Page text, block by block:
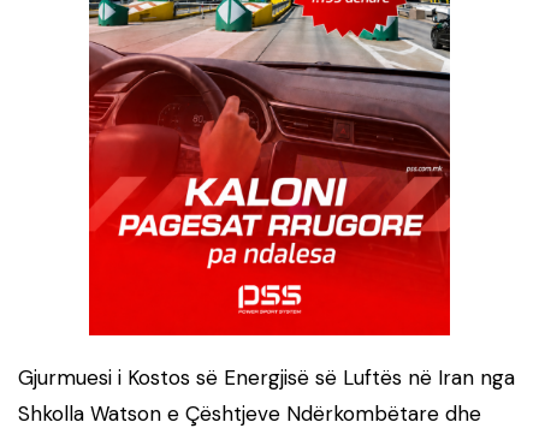
Gjurmuesi i Kostos së Energjisë së Luftës në Iran nga
Shkolla Watson e Çështjeve Ndërkombëtare dhe